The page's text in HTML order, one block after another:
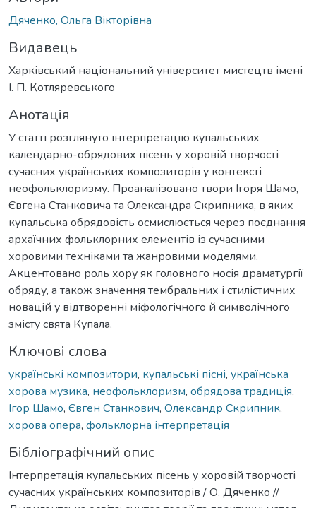
Дяченко, Ольга Вікторівна
Видавець
Харківський національний університет мистецтв імені
І. П. Котляревського
Анотація
У статті розглянуто інтерпретацію купальських
календарно-обрядових пісень у хоровій творчості
сучасних українських композиторів у контексті
неофольклоризму. Проаналізовано твори Ігоря Шамо,
Євгена Станковича та Олександра Скрипника, в яких
купальська обрядовість осмислюється через поєднання
архаїчних фольклорних елементів із сучасними
хоровими техніками та жанровими моделями.
Акцентовано роль хору як головного носія драматургії
обряду, а також значення тембральних і стилістичних
новацій у відтворенні міфологічного й символічного
змісту свята Купала.
Ключові слова
українські композитори, купальські пісні, українська
хорова музика, неофольклоризм, обрядова традиція,
Ігор Шамо, Євген Станкович, Олександр Скрипник,
хорова опера, фольклорна інтерпретація
Бібліографічний опис
Інтерпретація купальських пісень у хоровій творчості
сучасних українських композиторів / О. Дяченко //